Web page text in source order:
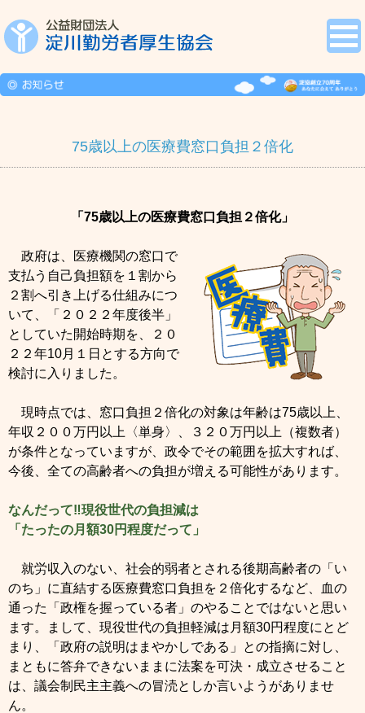
75歳以上の医療費窓口負担２倍化
「75歳以上の医療費窓口負担２倍化」
政府は、医療機関の窓口で
支払う自己負担額を１割から
２割へ引き上げる仕組みにつ
いて、「２０２２年度後半」
としていた開始時期を、２０
２２年10月１日とする方向で
検討に入りました。
現時点では、窓口負担２倍化の対象は年齢は75歳以上、
年収２００万円以上〈単身〉、３２０万円以上（複数者）
が条件となっていますが、政令でその範囲を拡大すれば、
今後、全ての高齢者への負担が増える可能性があります。
なんだって‼現役世代の負担減は
「たったの月額30円程度だって」
就労収入のない、社会的弱者とされる後期高齢者の「い
のち」に直結する医療費窓口負担を２倍化するなど、血の
通った「政権を握っている者」のやることではないと思い
ます。まして、現役世代の負担軽減は月額30円程度にとど
まり、「政府の説明はまやかしである」との指摘に対し、
まともに答弁できないままに法案を可決・成立させること
は、議会制民主主義への冒涜としか言いようがありませ
ん。